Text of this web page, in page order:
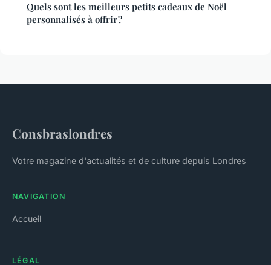
Quels sont les meilleurs petits cadeaux de Noël
personnalisés à offrir ?
Consbraslondres
Votre magazine d'actualités et de culture depuis Londres
NAVIGATION
Accueil
LÉGAL